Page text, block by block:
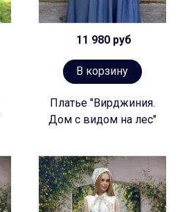
11 980 руб
В корзину
Платье "Вирджиния.
Дом с видом на лес"